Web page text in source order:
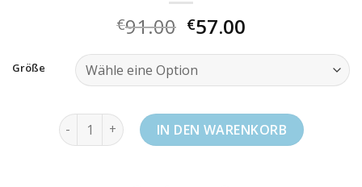
€91.00 €57.00
Größe
cabin koffer MengeIN DEN WARENKORB